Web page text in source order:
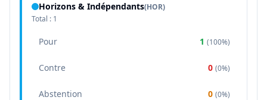
Horizons & Indépendants(HOR)
Total : 1
Pour 1 (100%)
Contre 0 (0%)
Abstention 0 (0%)